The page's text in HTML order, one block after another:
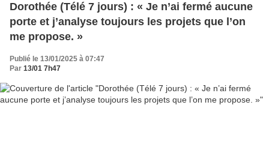
Dorothée (Télé 7 jours) : « Je n’ai fermé aucune
porte et j’analyse toujours les projets que l’on
me propose. »
Publié le 13/01/2025 à 07:47
Par 13/01 7h47